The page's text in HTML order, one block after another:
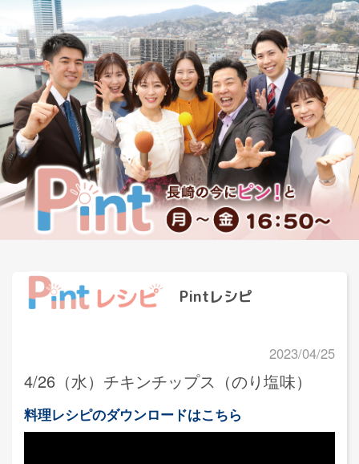
Pintレシピ
2023/04/25
4/26（水）チキンチップス（のり塩味）
料理レシピのダウンロードはこちら